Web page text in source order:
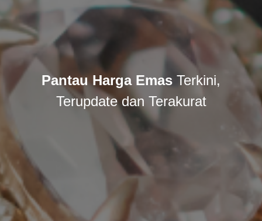
Pantau Harga Emas Terkini,
Terupdate dan Terakurat